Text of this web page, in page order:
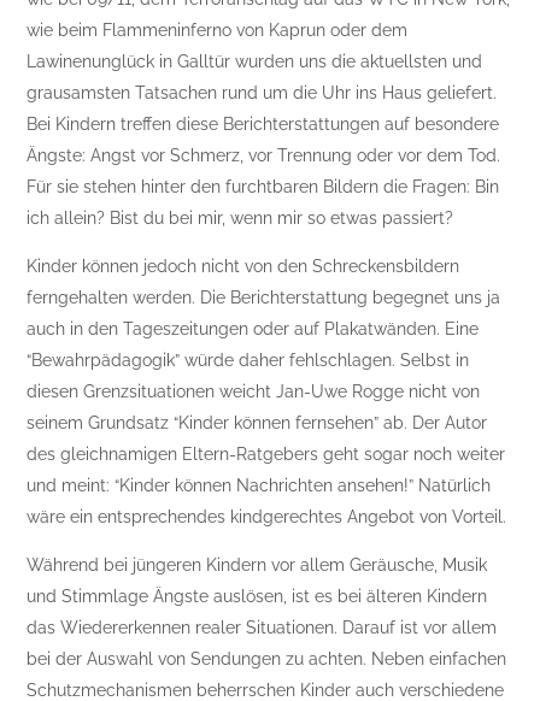
wie beim Flammeninferno von Kaprun oder dem
Lawinenunglück in Galltür wurden uns die aktuellsten und
grausamsten Tatsachen rund um die Uhr ins Haus geliefert.
Bei Kindern treffen diese Berichterstattungen auf besondere
Ängste: Angst vor Schmerz, vor Trennung oder vor dem Tod.
Für sie stehen hinter den furchtbaren Bildern die Fragen: Bin
ich allein? Bist du bei mir, wenn mir so etwas passiert?
Kinder können jedoch nicht von den Schreckensbildern
ferngehalten werden. Die Berichterstattung begegnet uns ja
auch in den Tageszeitungen oder auf Plakatwänden. Eine
“Bewahrpädagogik” würde daher fehlschlagen. Selbst in
diesen Grenzsituationen weicht Jan-Uwe Rogge nicht von
seinem Grundsatz “Kinder können fernsehen” ab. Der Autor
des gleichnamigen Eltern-Ratgebers geht sogar noch weiter
und meint: “Kinder können Nachrichten ansehen!” Natürlich
wäre ein entsprechendes kindgerechtes Angebot von Vorteil.
Während bei jüngeren Kindern vor allem Geräusche, Musik
und Stimmlage Ängste auslösen, ist es bei älteren Kindern
das Wiedererkennen realer Situationen. Darauf ist vor allem
bei der Auswahl von Sendungen zu achten. Neben einfachen
Schutzmechanismen beherrschen Kinder auch verschiedene